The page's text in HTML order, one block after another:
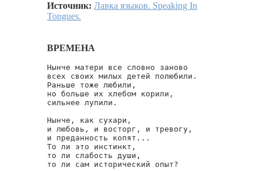
Источник: Лавка языков. Speaking In
Tongues.
ВРЕМЕНА
Нынче матери все словно заново
всех своих милых детей полюбили.
Раньше тоже любили,
но больше их хлебом корили,
сильнее лупили.
Нынче, как сухари,
и любовь, и восторг, и тревогу,
и преданность копят...
То ли это инстинкт,
то ли слабость души,
то ли сам исторический опыт?